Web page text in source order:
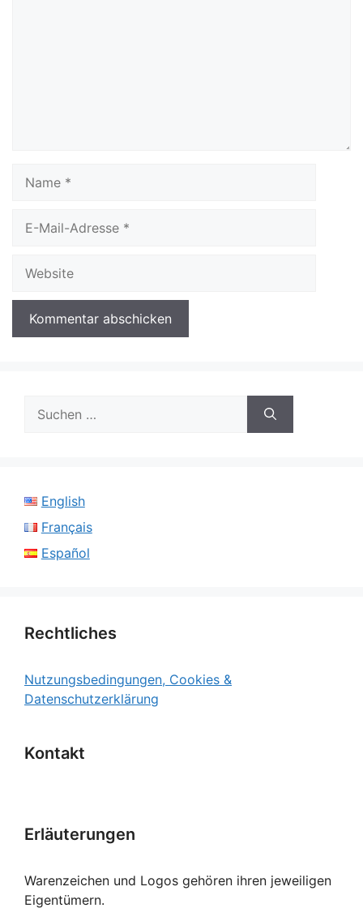
Mail-
nach:
English
Français
Español
Rechtliches
Nutzungsbedingungen, Cookies &
Datenschutzerklärung
Kontakt
Erläuterungen
Warenzeichen und Logos gehören ihren jeweiligen
Eigentümern.